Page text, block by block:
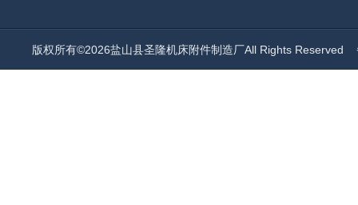
版权所有©2026盐山县圣隆机床附件制造厂All Rights Reserved